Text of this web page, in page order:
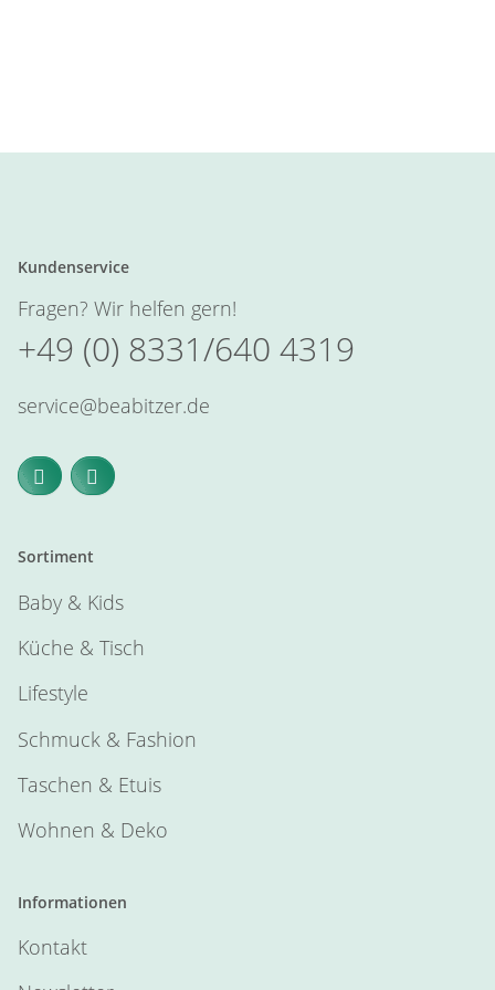
Kundenservice
Fragen? Wir helfen gern!
+49 (0) 8331/640 4319
service@beabitzer.de
Sortiment
Baby & Kids
Küche & Tisch
Lifestyle
Schmuck & Fashion
Taschen & Etuis
Wohnen & Deko
Informationen
Kontakt